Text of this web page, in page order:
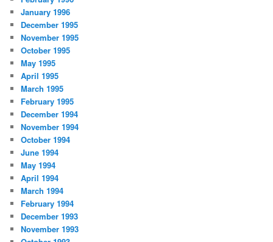
January 1996
December 1995
November 1995
October 1995
May 1995
April 1995
March 1995
February 1995
December 1994
November 1994
October 1994
June 1994
May 1994
April 1994
March 1994
February 1994
December 1993
November 1993